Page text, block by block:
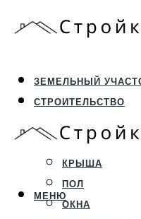
ЗЕМЕЛЬНЫЙ
СТРОИТЕЛЬСТВО
ФУНДАМЕНТ И
ПЕРЕКРЫТИЯ
КРЫША
ПОЛ
ОКНА
МЕНЮ